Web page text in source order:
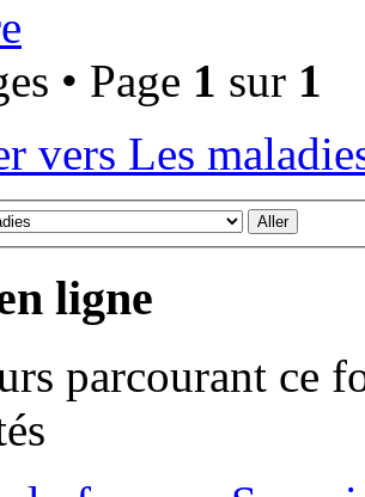
• Page 1 sur 1
vers Les
ligne
parcourant ce